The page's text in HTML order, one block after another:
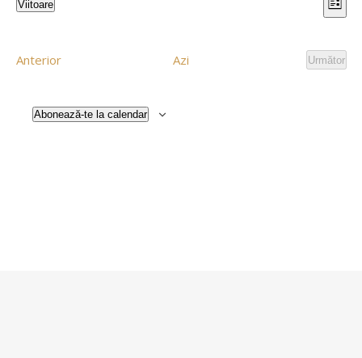
în
Listă
Viitoare
AnteriorEvenimente Azi
Următor
Abonează-te la calendar